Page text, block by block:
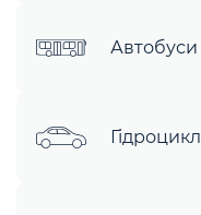
Автобуси